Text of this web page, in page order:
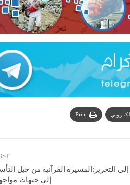
Print
التحرير:المسيرة القرآنية من جيل
إلى جبهات